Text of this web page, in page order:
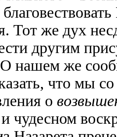
Тот же дух
другим
нашем же
что мы
о
чудесном